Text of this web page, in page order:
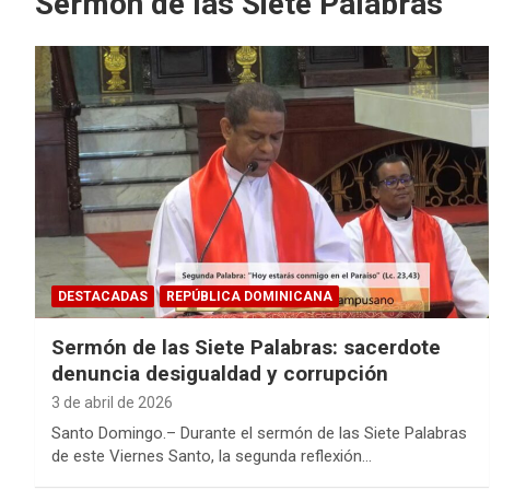
DESTACADAS REPÚBLICA DOMINICANA
Sermón de las Siete Palabras: sacerdote
denuncia desigualdad y corrupción
3 de abril de 2026
Santo Domingo.– Durante el sermón de las Siete Palabras
de este Viernes Santo, la segunda reflexión…